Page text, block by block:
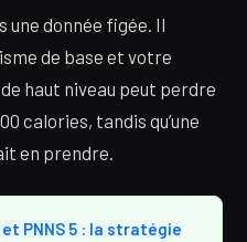
une donnée figée. Il
de base et votre
haut niveau peut perdre
calories, tandis qu’une
en prendre.
et PNNS 5 : la stratégie